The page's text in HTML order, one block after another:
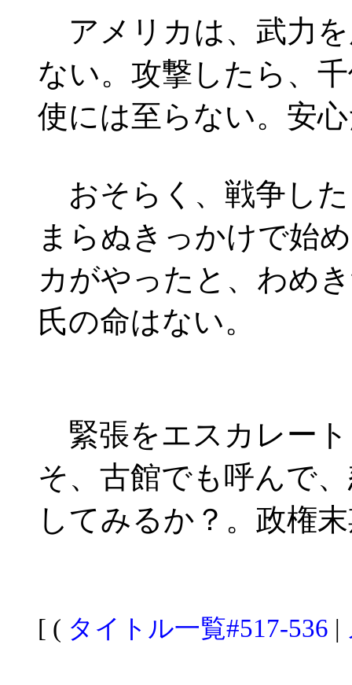
アメリカは、武力
ない。攻撃したら、
使には至らない。安
おそらく、戦争し
まらぬきっかけで始
カがやったと、わめ
氏の命はない。
緊張をエスカレー
そ、古館でも呼んで
してみるか？。政権
[ ( タイトル一覧#517-536 |